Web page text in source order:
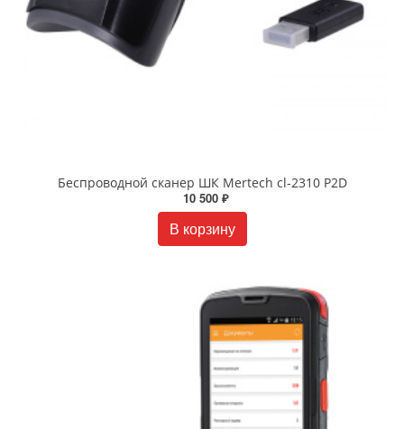
Беспроводной сканер ШК Mertech cl-2310 P2D
10 500 ₽
В корзину